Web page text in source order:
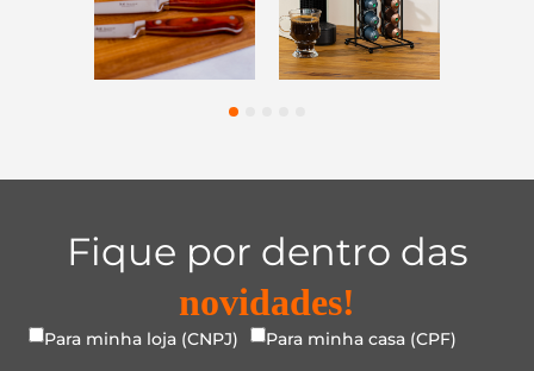
45
Fique por dentro das
novidades!
Para minha loja (CNPJ) Para minha casa (CPF)